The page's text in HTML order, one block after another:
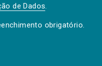
de Dados.
obrigatório.